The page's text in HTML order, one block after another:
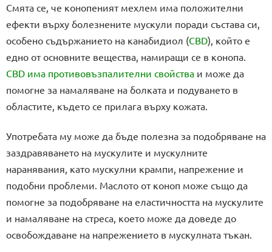
л
н
и
е
л
е
м
е
т
з
а
и
з
б
о
Смята се, че конопеният мехлем има положителни
ефекти върху болезнените мускули поради състава си,
особено съдържанието на канабидиол (CBD), който е
едно от основните вещества, намиращи се в конопа.
CBD има противовъзпалителни свойства и може да
помогне за намаляване на болката и подуването в
областите, където се прилага върху кожата.
Употребата му може да бъде полезна за подобряване на
заздравяването на мускулите и мускулните
наранявания, като мускулни крампи, напрежение и
подобни проблеми. Маслото от коноп може също да
помогне за подобряване на еластичността на мускулите
и намаляване на стреса, което може да доведе до
освобождаване на напрежението в мускулната тъкан.